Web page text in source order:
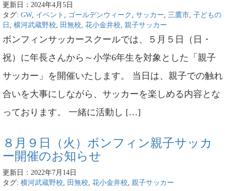
更新日：2024年4月5日
タグ: GW, イベント ゴールデンウィーク サッカー 三鷹市 子どもの
日
横河武蔵野校 田無校 花小金井校 親子サッカー
ボンフィンサッカースクールでは、５月５日（日・
祝）に年長さんから～小学6年生を対象とした「親子
サッカー」を開催いたします。 当日は、親子での触れ
合いを大事にしながら、サッカーを楽しめる内容とな
っております。 一緒に活動し […]
８月９日（火）ボンフィン親子サッカ
ー開催のお知らせ
更新日：2022年7月14日
タグ: 横河武蔵野校 田無校 花小金井校 親子サッカー